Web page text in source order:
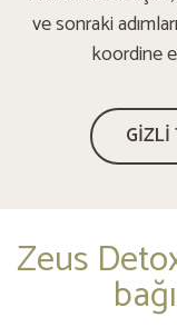
ve sonraki
koordine
GİZLİ
Zeus